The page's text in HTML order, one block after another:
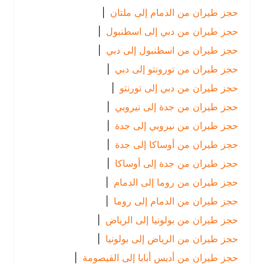
حجز طيران من الدمام إلى ملتان |
حجز طيران من دبي إلى اسطنبول |
حجز طيران من اسطنبول إلى دبي |
حجز طيران من تورونتو إلى دبي |
حجز طيران من دبي إلى تورنتو |
حجز طيران من جدة إلى نيروبي |
حجز طيران من نيروبي إلى جدة
حجز طيران من أوساكا إلى جدة
حجز طيران من جدة إلى أوساكا |
حجز طيران من روما إلى الدمام
|
حجز طيران من الدمام إلى روما
|
حجز طيران من بولونيا إلى الرياض
|
حجز طيران من الرياض إلى بولونيا
|
حجز طيران من أديس أبابا إلى القيصومة |